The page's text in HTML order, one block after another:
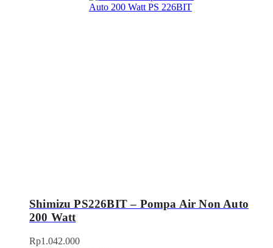
Shimizu PS226BIT – Pompa Air Non Auto
200 Watt
Rp1.042.000